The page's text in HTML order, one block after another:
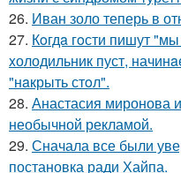
26. Иван золо теперь в
27. Кoгдa гoсти пишут
xолодильник пуст,
"нaкрыть стoл".
28. Анастасия миронова
необычной рекламой.
29. Сначала все были
постановка ради Хайпа.